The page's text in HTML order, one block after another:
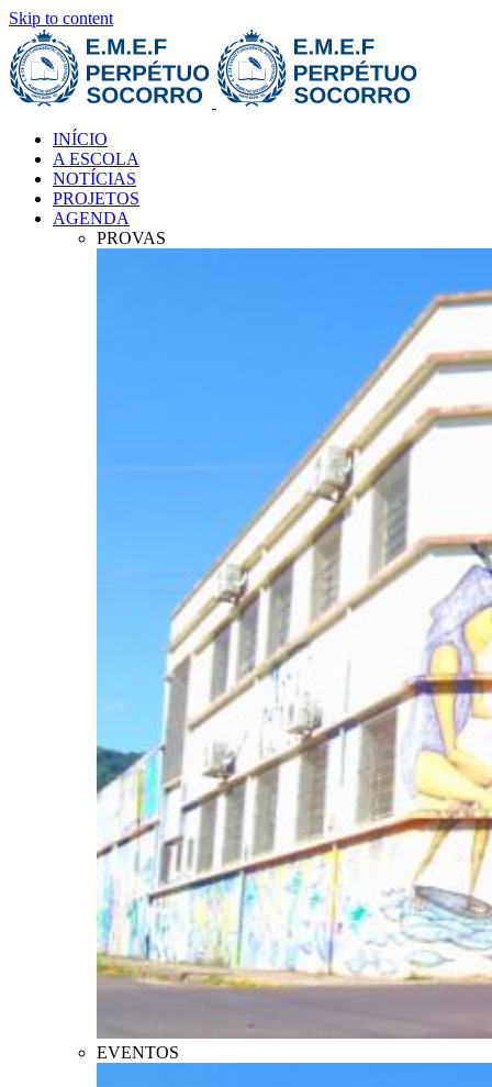
Skip to content
INÍCIO
A ESCOLA
NOTÍCIAS
PROJETOS
AGENDA
PROVAS
EVENTOS